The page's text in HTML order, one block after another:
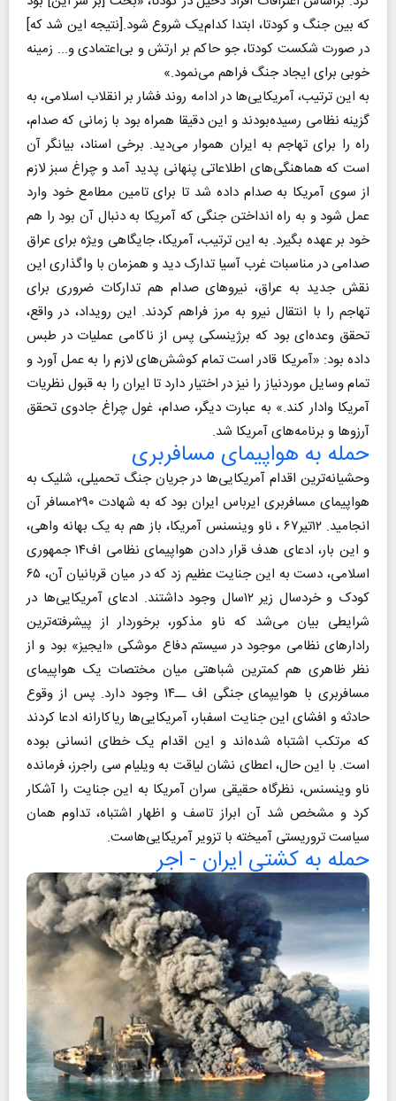
که بین جنگ و کودتا، ابتدا کدام‌یک شروع شود.[نتیجه این شد که]
در صورت شکست کودتا، جو حاکم بر ارتش و بی‌اعتمادی و... زمینه
خوبی برای ایجاد جنگ فراهم می‌نمود.»
به این ترتیب، آمریکایی‌ها در ادامه روند فشار بر انقلاب اسلامی، به
گزینه‌ نظامی رسیده‌بودند و این دقیقا همراه بود با زمانی که صدام،
راه را برای تهاجم به ایران هموار می‌دید. برخی اسناد، بیانگر آن
است که هماهنگی‌های اطلاعاتی پنهانی پدید آمد و چراغ سبز لازم
از سوی آمریکا به صدام داده شد تا برای تامین مطامع خود وارد
عمل شود و به راه انداختن جنگی که آمریکا به دنبال آن بود را هم
خود بر عهده بگیرد. به این ترتیب، آمریکا، جایگاهی ویژه‌ برای عراق
صدامی در مناسبات غرب آسیا تدارک دید و همزمان با واگذاری این
نقش جدید به عراق، نیروهای صدام هم تدارکات ضروری برای
تهاجم را با انتقال نیرو به مرز فراهم کردند. این رویداد، در واقع،
تحقق وعده‌ای بود که برژینسکی پس از ناکامی عملیات در طبس
داده بود: «آمریکا قادر است تمام کوشش‌های لازم را به عمل آورد و
تمام وسایل موردنیاز را نیز در اختیار دارد تا ایران را به قبول نظریات
آمریکا وادار کند.» به عبارت دیگر، صدام، غول چراغ جادوی تحقق
آرزوها و برنامه‌های آمریکا شد.
حمله به هواپیمای مسافربری
وحشیانه‌ترین اقدام آمریکایی‌ها در جریان جنگ تحمیلی، شلیک به
هواپیمای مسافربری ایرباس ایران بود که به شهادت ۲۹۰مسافر آن
انجامید. ۱۲تیر۶۷ ، ناو وینسنس آمریکا، باز هم به یک بهانه‌ واهی،
و این بار، ادعای هدف قرار دادن هواپیمای نظامی اف‌۱۴ جمهوری
اسلامی، دست به این جنایت عظیم زد که در میان قربانیان آن، ۶۵
کودک و خردسال زیر ۱۲سال وجود داشتند. ادعای آمریکایی‌ها در
شرایطی بیان می‌شد که ناو مذکور، برخوردار از پیشرفته‌ترین
رادارهای نظامی موجود در سیستم دفاع موشکی «ایجیز» بود و از
نظر ظاهری هم کمترین شباهتی میان مختصات یک هواپیمای
مسافربری با هوایپمای جنگی اف ــ‌۱۴ وجود دارد. پس از وقوع
حادثه و افشای این جنایت اسفبار، آمریکایی‌ها ریاکارانه ادعا کردند
که مرتکب اشتباه شده‌اند و این اقدام یک خطای انسانی بوده
است. با این حال، اعطای نشان لیاقت به ویلیام سی راجرز، فرمانده
ناو وینسنس، نظرگاه حقیقی سران آمریکا به این جنایت را آشکار
کرد و مشخص شد آن ابراز تاسف و اظهار اشتباه، تداوم همان
سیاست تروریستی آمیخته با تزویر آمریکایی‌هاست.
حمله به کشتی ایران - اجر